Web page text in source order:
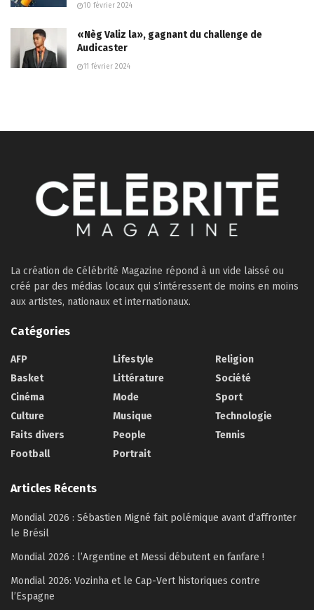
10 février 2024
«Nèg Valiz la», gagnant du challenge de
Audicaster
11 février 2024
La création de Célébrité Magazine répond à un vide laissé ou
créé par des médias locaux qui s’intéressent de moins en moins
aux artistes, nationaux et internationaux.
Catégories
AFP
Basket
Cinéma
Culture
Faits divers
Football
Lifestyle
Littérature
Mode
Musique
People
Portrait
Religion
Société
Sport
Technologie
Tennis
Articles Récents
Mondial 2026 : Sébastien Migné fait polémique avant d’affronter
le Brésil
Mondial 2026 : l’Argentine et Messi débutent en fanfare !
Mondial 2026: Vozinha et le Cap-Vert historiques contre
l’Espagne